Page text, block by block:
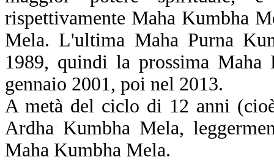
rispettivamente Maha Kumbha
Mela. L'ultima Maha Purna
1989, quindi la prossima
gennaio 2001, poi nel 2013.
A metà del ciclo di 12 anni
Ardha Kumbha Mela,
Maha Kumbha Mela.